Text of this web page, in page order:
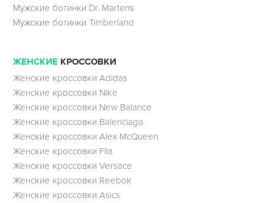
Мужские ботинки Dr. Martens
Мужские ботинки Timberland
ЖЕНСКИЕ КРОССОВКИ
Женские кроссовки Adidas
Женские кроссовки Nike
Женские кроссовки New Balance
Женские кроссовки Balenciaga
Женские кроссовки Alex McQueen
Женские кроссовки Fila
Женские кроссовки Versace
Женские кроссовки Reebok
Женские кроссовки Asics